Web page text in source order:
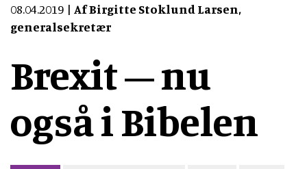
08.04.2019
Af Birgitte Stoklund Larsen,
generalsekretær
Brexit – nu
også i Bibelen